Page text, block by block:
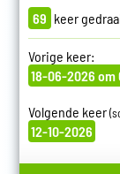
69 keer
Vorige keer:
18-06-2026 om
Volgende keer
12-10-2026